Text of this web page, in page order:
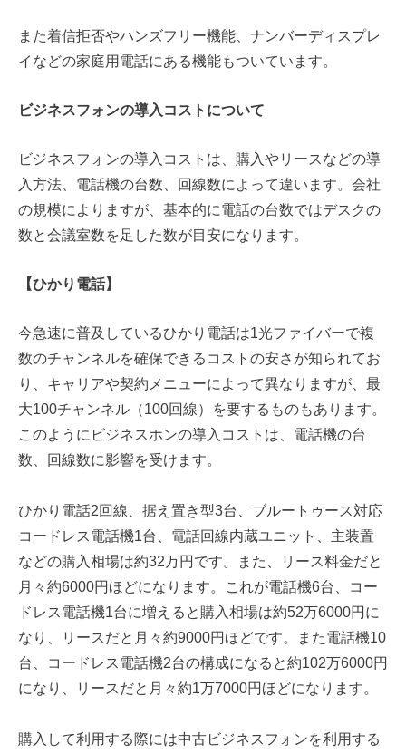
また着信拒否やハンズフリー機能、ナンバーディスプレ
イなどの家庭用電話にある機能もついています。
ビジネスフォンの導入コストについて
ビジネスフォンの導入コストは、購入やリースなどの導
入方法、電話機の台数、回線数によって違います。 会社
の規模によりますが、基本的に電話の台数ではデスクの
数と会議室数を足した数が目安になります。
【ひかり電話】
今急速に普及しているひかり電話は1光ファイバーで複
数のチャンネルを確保できるコストの安さが知られてお
り、キャリアや契約メニューによって異なりますが、最
大100チャンネル（100回線）を要するものもあります。
このようにビジネスホンの導入コストは、電話機の台
数、回線数に影響を受けます。
ひかり電話2回線、据え置き型3台、ブルートゥース対応
コードレス電話機1台、電話回線内蔵ユニット、主装置
などの購入相場は約32万円です。また、リース料金だと
月々約6000円ほどになります。これが電話機6台、コー
ドレス電話機1台に増えると購入相場は約52万6000円に
なり、リースだと月々約9000円ほどです。また電話機10
台、コードレス電話機2台の構成になると約102万6000円
になり、リースだと月々約1万7000円ほどになります。
購入して利用する際には中古ビジネスフォンを利用する